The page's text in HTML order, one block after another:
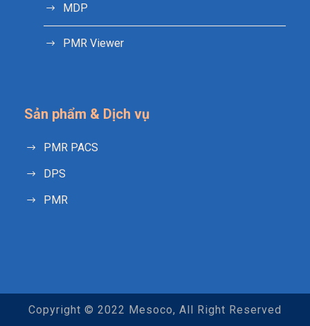
MDP
PMR Viewer
Sản phẩm & Dịch vụ
PMR PACS
DPS
PMR
Copyright © 2022 Mesoco, All Right Reserved